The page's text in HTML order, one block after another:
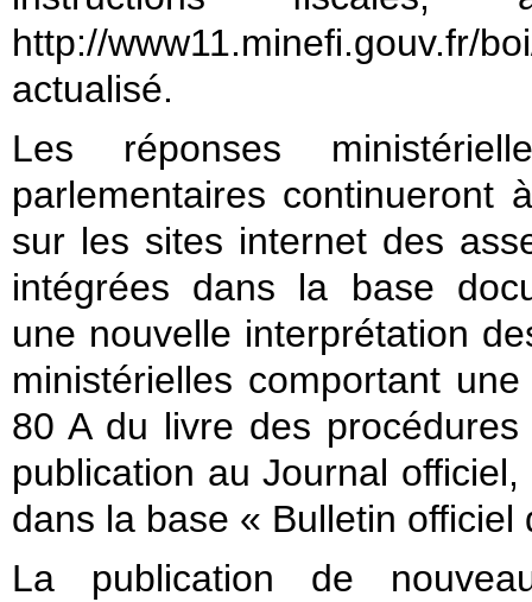
http://
actualisé.
Les réponses
parlementaires continueront
sur les sites internet des
intégrées dans la base
une nouvelle interprétation
ministérielles comportant
80 A du livre des
publication au Journal
dans la base « Bulletin
La publication de